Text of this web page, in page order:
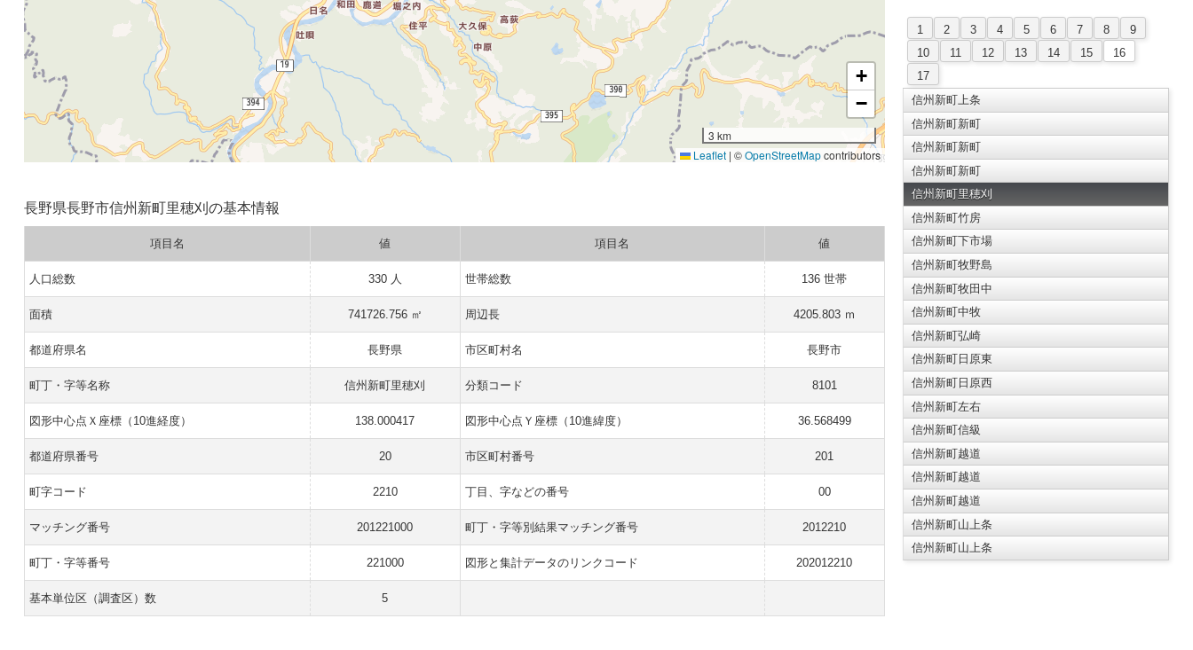
+
−
3 km
Leaflet | ©OpenStreetMapcontributors
長野県長野市信州新町里穂刈の基本情報
項目名 値 項目名 値
人口総数 330 人 世帯総数 136 世帯
面積 741726.756 ㎡ 周辺長 4205.803 ｍ
都道府県名 長野県 市区町村名 長野市
町丁・字等名称 信州新町里穂刈 分類コード 8101
図形中心点Ｘ座標（10進経度） 138.000417 図形中心点Ｙ座標（10進緯度） 36.568499
都道府県番号 20 市区町村番号 201
町字コード 2210 丁目、字などの番号 00
マッチング番号 201221000 町丁・字等別結果マッチング番号 2012210
町丁・字等番号 221000 図形と集計データのリンクコード 202012210
基本単位区（調査区）数 5
1 2 3 4 5 6 7 8
9
10
11 12 13 14 15
16
17
信州新町上条
信州新町新町
信州新町新町
信州新町新町
信州新町里穂刈
信州新町竹房
信州新町下市場
信州新町牧野島
信州新町牧田中
信州新町中牧
信州新町弘崎
信州新町日原東
信州新町日原西
信州新町左右
信州新町信級
信州新町越道
信州新町越道
信州新町越道
信州新町山上条
信州新町山上条